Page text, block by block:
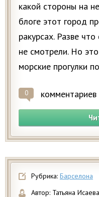
какой стороны на
блоге этот город
ракурсах. Разве
не смотрели. Но
морские прогулки
0 комментариев
Рубрика: Барселона
Автор: Татьяна Исаева